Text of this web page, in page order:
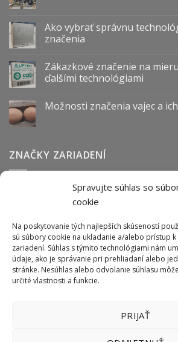
Spravujte súhlas so
cookie
Na poskytovanie tých najlepších skúseností
sú súbory cookie na ukladanie a/alebo prístup
zariadení. Súhlas s týmito technológiami nám
údaje, ako je správanie pri prehliadaní alebo
stránke. Nesúhlas alebo odvolanie súhlasu
určité vlastnosti a funkcie.
PRIJAŤ
Ako vybrať správnu
značenia
Zákazkové značenie na
ďalšími technológiami
Možnosti značenia vajec a
ZNAČKY ZARIADENÍ
Anser Arca BOFA cab
Datalogic Hitachi
Norwix
Purex Tiflex Tykma Zanasi
ODBER NEWSLETTERU